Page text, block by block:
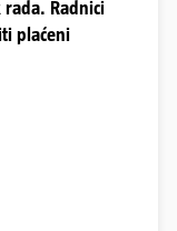
Radnici
plaćeni